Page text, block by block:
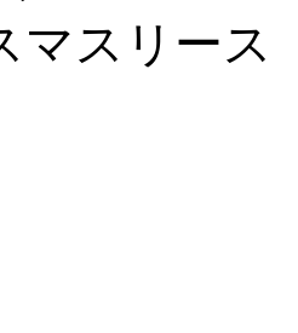
マスリー